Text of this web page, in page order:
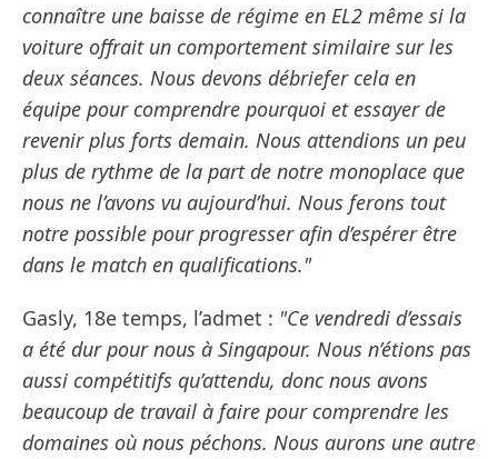
connaître une baisse de régime en EL2 même si la
voiture offrait un comportement similaire sur les
deux séances. Nous devons débriefer cela en
équipe pour comprendre pourquoi et essayer de
revenir plus forts demain. Nous attendions un peu
plus de rythme de la part de notre monoplace que
nous ne l’avons vu aujourd’hui. Nous ferons tout
notre possible pour progresser afin d’espérer être
dans le match en qualifications."
Gasly, 18e temps, l’admet : "Ce vendredi d’essais
a été dur pour nous à Singapour. Nous n’étions pas
aussi compétitifs qu’attendu, donc nous avons
beaucoup de travail à faire pour comprendre les
domaines où nous péchons. Nous aurons une autre